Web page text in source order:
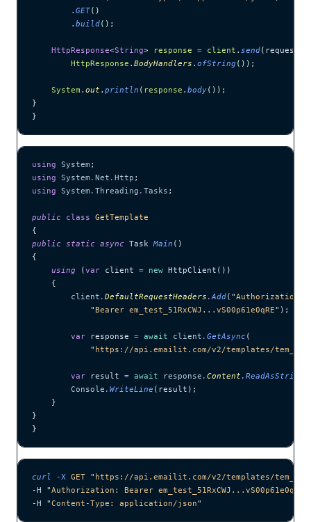
        .
GET()
        .
build() ;
    HttpResponse
<String> response = client . send( request,
        HttpResponse
. BodyHandlers . ofString ()) ;
    System
. out . println ( response . body()) ;
}
}
using System ;
using System . Net . Http ;
using System . Threading . Tasks ;
public class GetTemplate
{
public static async Task Main ()
{
    using
(var client = new HttpClient())
    {
        client
. DefaultRequestHeaders .Add( "Authorization
            "
Bearer em_test_51RxCWJ...vS00p61e0qRE" );
        var
response = await client . GetAsync (
            "
https://api.emailit.com/v2/templates/
        var
result = await response . Content .
        Console
. WriteLine (result);
    }
}
}
curl -X GET " https://api.emailit.com/v2/templates/
-H "Authorization: Bearer em_test_51RxCWJ...vS00p61e0qRE
-H "Content-Type: application/json"